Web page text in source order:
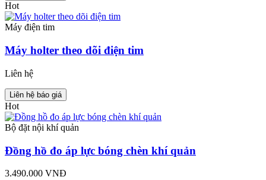
Hot
Máy điện tim
Máy holter theo dõi điện tim
Liên hệ
Liên hệ báo giá
Hot
Bộ đặt nội khí quản
Đồng hồ đo áp lực bóng chèn khí quản
3.490.000 VNĐ